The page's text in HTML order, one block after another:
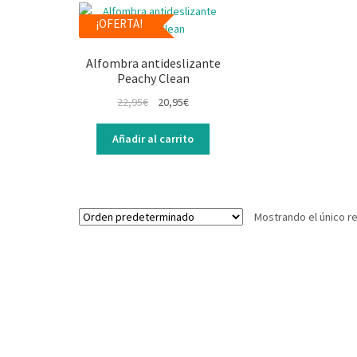
¡OFERTA!
Alfombra antideslizante
Peachy Clean
22,95€ 20,95€
Añadir al carrito
Mostrando el único